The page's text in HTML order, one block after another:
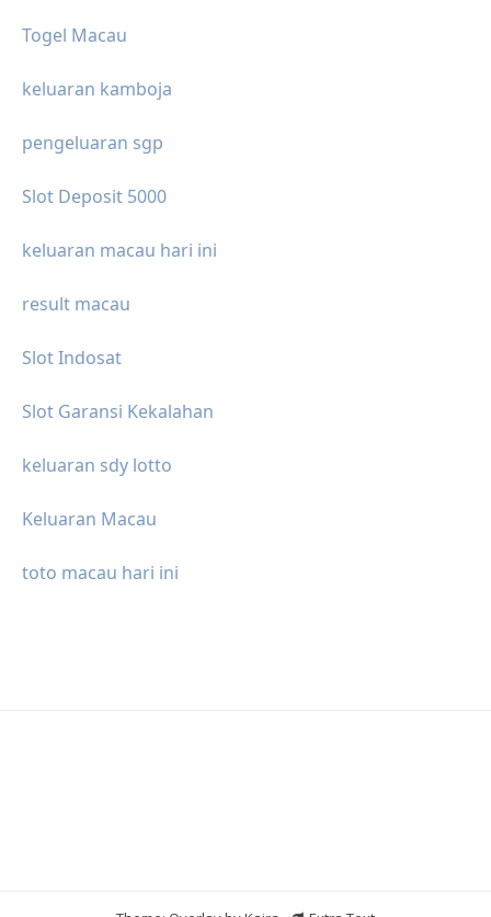
Togel Macau
keluaran kamboja
pengeluaran sgp
Slot Deposit 5000
keluaran macau hari ini
result macau
Slot Indosat
Slot Garansi Kekalahan
keluaran sdy lotto
Keluaran Macau
toto macau hari ini